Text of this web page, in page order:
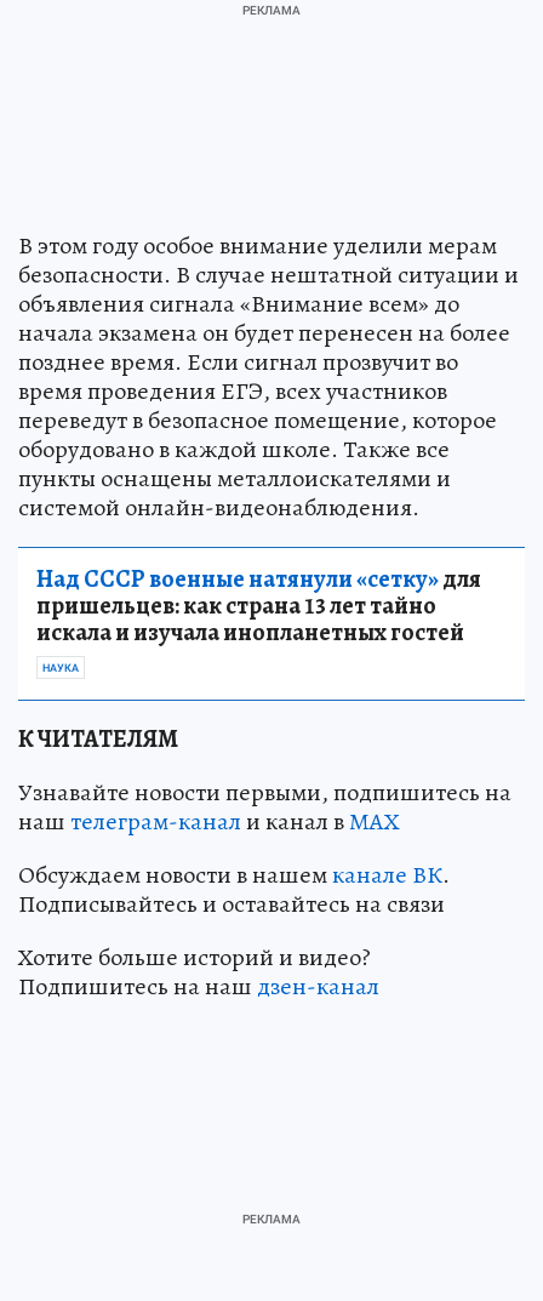
В этом году особое внимание уделили мерам
безопасности. В случае нештатной ситуации и
объявления сигнала «Внимание всем» до
начала экзамена он будет перенесен на более
позднее время. Если сигнал прозвучит во
время проведения ЕГЭ, всех участников
переведут в безопасное помещение, которое
оборудовано в каждой школе. Также все
пункты оснащены металлоискателями и
системой онлайн-видеонаблюдения.
Над СССР военные натянули «сетку»для
пришельцев: как страна 13 лет тайно
искала и изучала инопланетных гостей
НАУКА
К ЧИТАТЕЛЯМ
Узнавайте новости первыми, подпишитесь на
наштелеграм-канали канал вМАХ
Обсуждаем новости в нашемканале ВК.
Подписывайтесь и оставайтесь на связи
Хотите больше историй и видео?
Подпишитесь на наш дзен-канал